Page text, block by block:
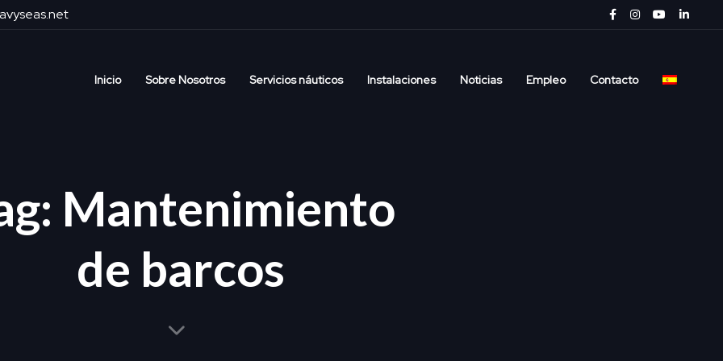
Inicio Sobre Nosotros Servicios náuticos Instalaciones Noticias Empleo Contacto
Mantenimiento
de barcos